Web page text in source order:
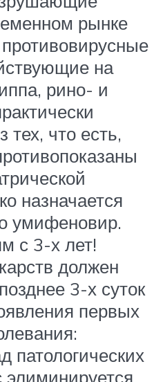
рынке
на
рино- и
тех, что есть,
назначается
умифеновир.
с 3-х лет!
должен
3-х суток
первых
патологических
элиминируется